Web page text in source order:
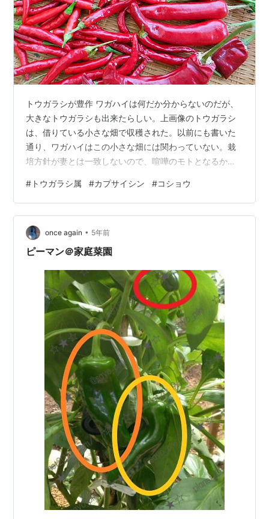
トウガラシが豊作 ワガハイは何だか分からないのだが、
大きなトウガラシも出来たらしい。上画像のトウガラシ
は、借りている小さな畑で収穫された。以前にも書いた
通り、ワガハイはこの小さな畑には関わっていない。栽
培方針が妻とは一致しないので、喧嘩のモトとなるから
の一種らしい。もの凄く辛いのか？というと、むしろ鷹
の爪の方がシャープな辛味を感ずる。案外マイルドとい
うか、舌に広がる辛味が細かい粒子になって広がってい
るような感じだ。 カプサイシン系の辛味にも、ただ辛さ
の強さだけではなくて質があるんだねぇ。 でも・・・辛
# トウガラシ属 #カプサイシン #コショウ
once again • 5年前
ピーマン＠家庭菜園